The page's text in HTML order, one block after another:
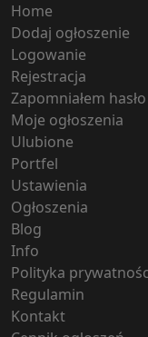
Home
Dodaj ogłoszenie
Logowanie
Rejestracja
Zapomniałem hasło
Moje ogłoszenia
Ulubione
Portfel
Ustawienia
Ogłoszenia
Blog
Info
Polityka
Regulamin
Kontakt